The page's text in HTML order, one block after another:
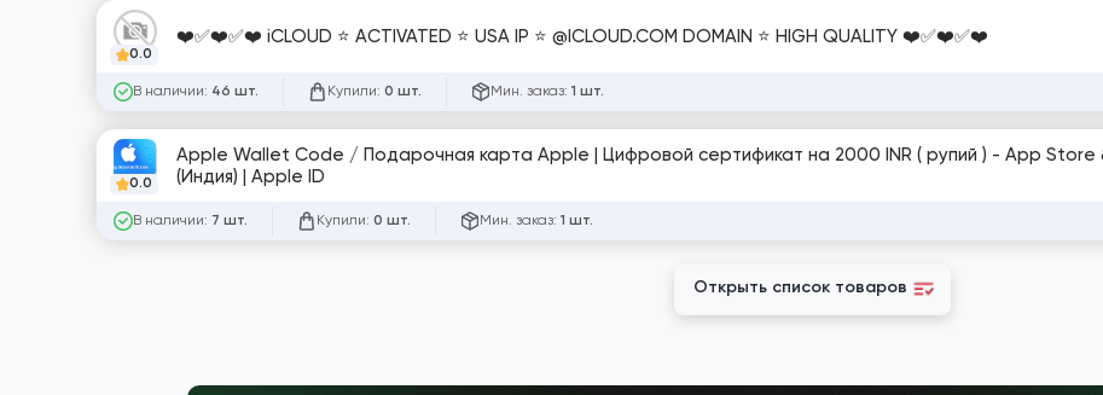
0.0
❤️✅❤️✅❤️ iCLOUD ⭐ ACTIVATED ⭐ USA IP ⭐ @ICLOUD.COM DOMAIN ⭐ HIGH QUALITY ❤️✅❤️✅❤️
В наличии: 46 шт. Купили: 0 шт. Мин. заказ: 1 шт.
0.0
Apple Wallet Code / Подарочная карта Apple | Цифровой сертификат на 2000 INR ( рупий ) - App Store
(Индия) | Apple ID
В наличии: 7 шт. Купили: 0 шт. Мин. заказ: 1 шт.
Открыть список товаров